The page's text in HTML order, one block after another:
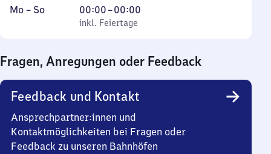
Montag
Mo – So,
inkl. Feiertage
00:00–00:00
Von
0
0
Uhr
inkl. Feiertage
Fragen, Anregungen oder Feedback
Feedback und Kontakt
Ansprechpartner:innen und
Kontaktmöglichkeiten bei Fragen oder
Feedback zu unseren Bahnhöfen